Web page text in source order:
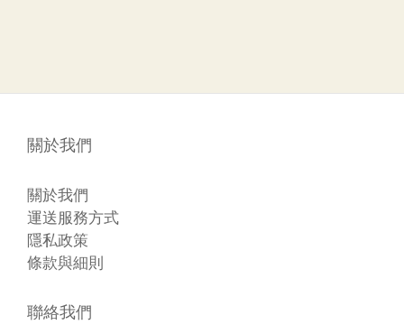
關於我們
關於我們
運送服務方式
隱私政策
條款與細則
聯絡我們